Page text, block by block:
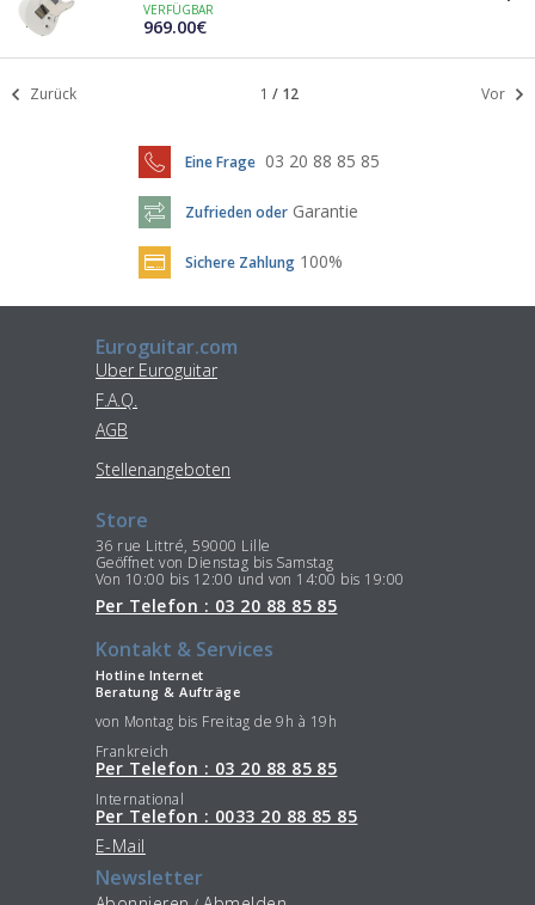
VERFÜGBAR
969.00€
Zurück 1 / 12 Vor
Eine Frage 03 20 88 85 85
Zufrieden oder Garantie
Sichere Zahlung 100%
Euroguitar.com
Uber Euroguitar
F.A.Q.
AGB
Stellenangeboten
Store
36 rue Littré, 59000 Lille
Geöffnet von Dienstag bis Samstag
Von 10:00 bis 12:00 und von 14:00 bis 19:00
Per Telefon : 03 20 88 85 85
Kontakt & Services
Hotline Internet
Beratung & Aufträge
von Montag bis Freitag de 9h à 19h
Frankreich
Per Telefon : 03 20 88 85 85
International
Per Telefon : 0033 20 88 85 85
E-Mail
Newsletter